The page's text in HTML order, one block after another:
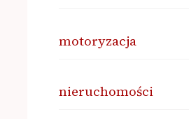
motoryzacja
nieruchomości